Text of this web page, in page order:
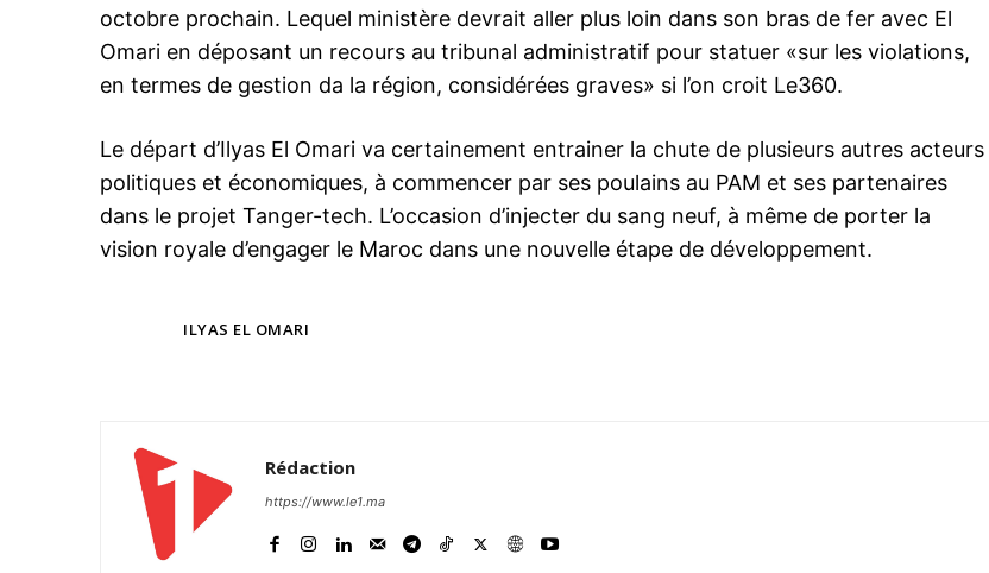
le1.ma
l'intelligence de
octobre prochain. Lequel ministère devrait aller plus loin dans son bras de fer avec El
Omari en déposant un recours au tribunal administratif pour statuer «sur les violations,
en termes de gestion da la région, considérées graves» si l’on croit Le360.
Le départ d’Ilyas El Omari va certainement entrainer la chute de plusieurs autres acteurs
politiques et économiques, à commencer par ses poulains au PAM et ses partenaires
dans le projet Tanger-tech. L’occasion d’injecter du sang neuf, à même de porter la
vision royale d’engager le Maroc dans une nouvelle étape de développement.
ILYAS EL OMARI
Rédaction
https://www.le1.ma